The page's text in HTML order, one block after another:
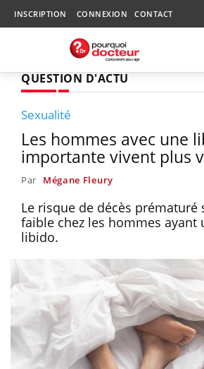
INSCRIPTION CONNEXION CONTACT
QUESTION D'ACTU
Sexualité
Les hommes avec une
importante vivent plus
Par Mégane Fleury
Le risque de décès prématuré
faible chez les hommes ayant
libido.